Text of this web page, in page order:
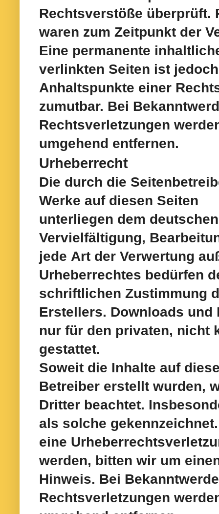
Rechtsverstöße überprüft.
waren zum Zeitpunkt der
Eine permanente
verlinkten Seiten ist
Anhaltspunkte einer
zumutbar. Bei
Rechtsverletzungen
umgehend entfernen.
Urheberrecht
Die durch die
Werke auf diesen Seiten
unterliegen dem
Vervielfältigung,
jede Art der Verwertung
Urheberrechtes bedürfen
schriftlichen Zustimmung
Erstellers. Downloads
nur für den privaten, nicht
gestattet.
Soweit die Inhalte auf
Betreiber erstellt wurden,
Dritter beachtet.
als solche
eine
werden, bitten wir um
Hinweis. Bei
Rechtsverletzungen